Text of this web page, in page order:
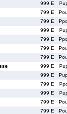
999 E
799 E
799 E
999 E
799 E
799 E
799 E
999 E
999 E
799 E
999 E
799 E
799 E